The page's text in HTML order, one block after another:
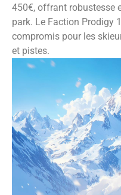
450€, offrant robustesse
park. Le Faction Prodigy
compromis pour les
et pistes.